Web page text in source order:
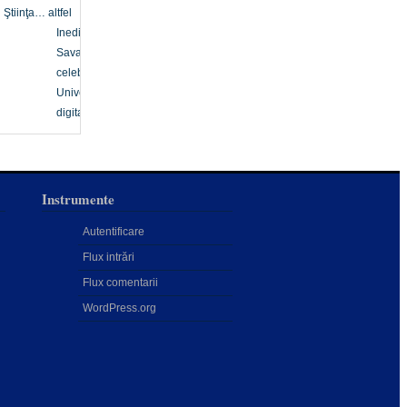
Ştiinţa… altfel
Inedit
Savanți
celebri
Univers
digital
Instrumente
Autentificare
Flux intrări
Flux comentarii
WordPress.org